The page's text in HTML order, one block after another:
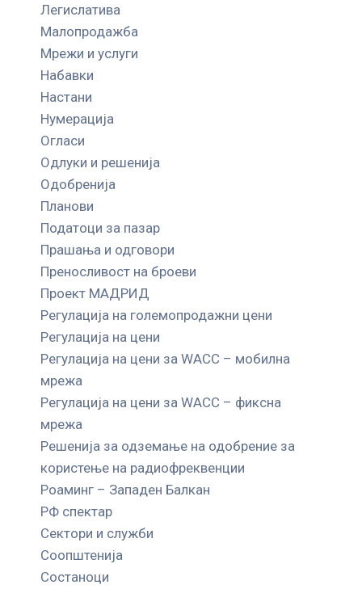
Легислатива
Малопродажба
Мрежи и услуги
Набавки
Настани
Нумерација
Огласи
Одлуки и решенија
Одобренија
Планови
Податоци за пазар
Прашања и одговори
Преносливост на броеви
Проект МАДРИД
Регулација на големопродажни цени
Регулација на цени
Регулација на цени за WACC – мобилна
мрежа
Регулација на цени за WACC – фиксна
мрежа
Решенија за одземање на одобрение за
користење на радиофреквенции
Роаминг – Западен Балкан
РФ спектар
Сектори и служби
Соопштенија
Состаноци